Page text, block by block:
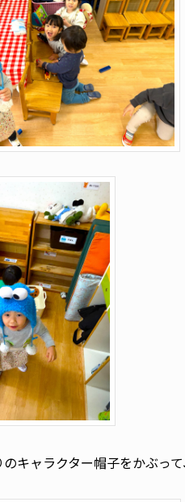
キャラクター帽子をかぶっ